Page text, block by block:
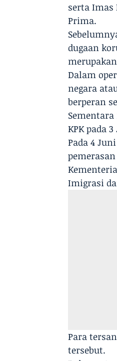
serta Imas
Prima.
dugaan
merupakan
Dalam
negara
berperan
KPK pada
Pada 4
Imigrasi
Para
tersebut.